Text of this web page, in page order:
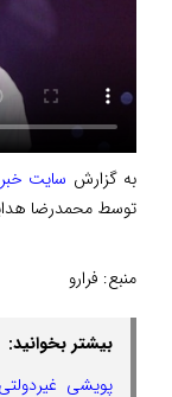
به گزارش سایت
توسط محمدرضا
منبع: فرارو
بیشتر بخوانید:
پویشی